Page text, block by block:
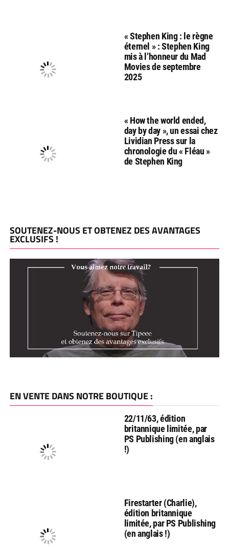
« Stephen King : le règne
éternel » : Stephen King
mis à l’honneur du Mad
Movies de septembre
2025
« How the world ended,
day by day », un essai chez
Lividian Press sur la
chronologie du « Fléau »
de Stephen King
SOUTENEZ-NOUS ET OBTENEZ DES AVANTAGES
EXCLUSIFS !
EN VENTE DANS NOTRE BOUTIQUE :
22/11/63, édition
britannique limitée, par
PS Publishing (en anglais
!)
Firestarter (Charlie),
édition britannique
limitée, par PS Publishing
(en anglais !)